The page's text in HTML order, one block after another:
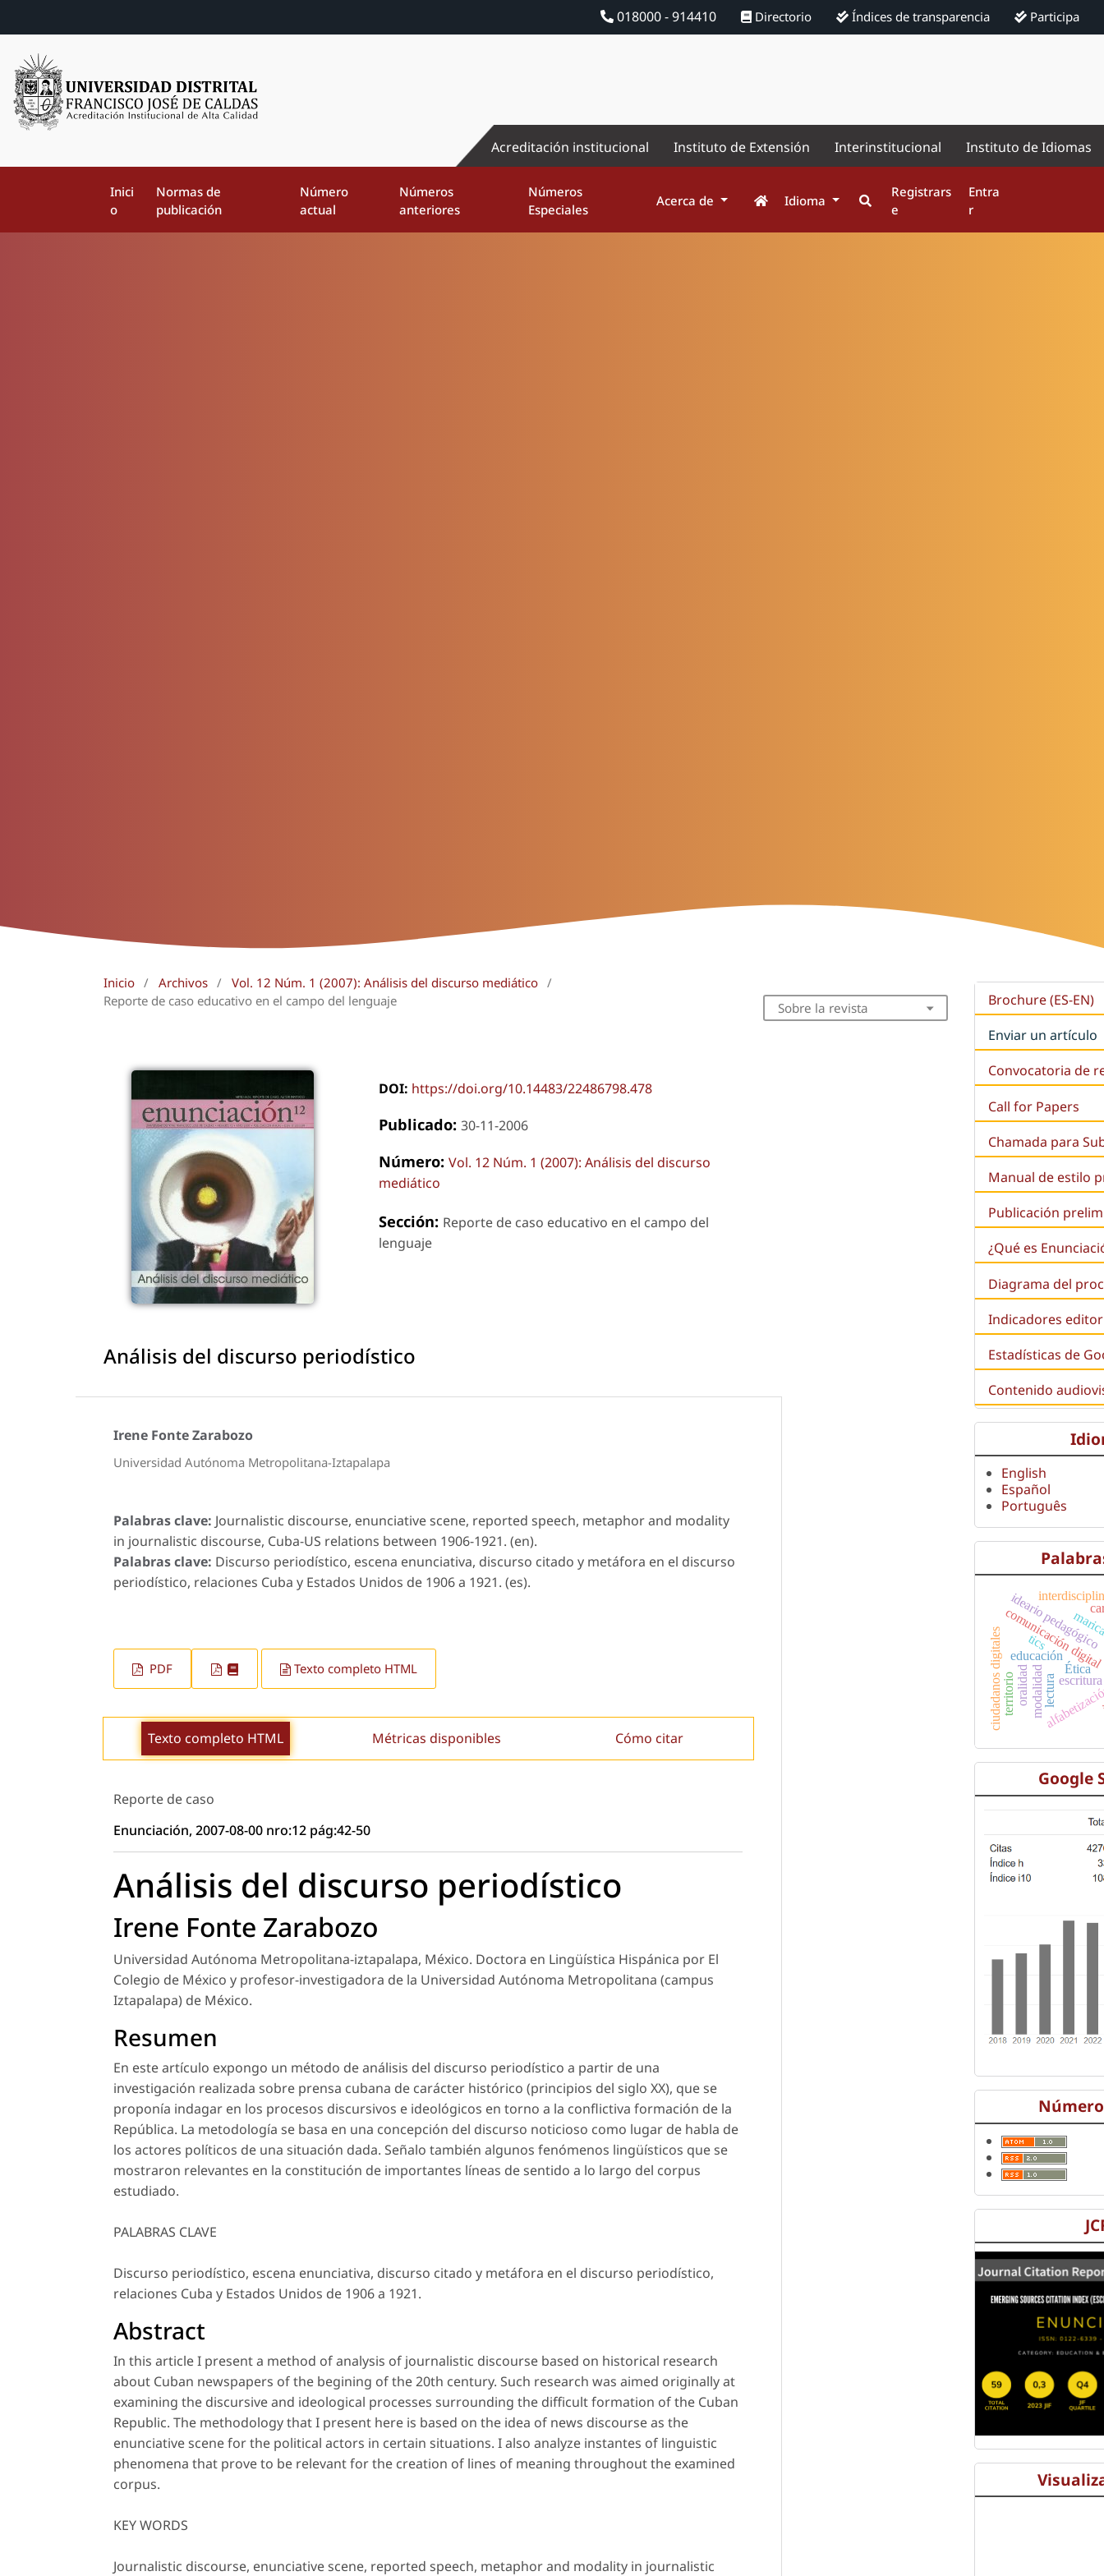
018000 - 914410 Directorio Índices de transparencia Participa
Acreditación institucional Instituto de Extensión Interinstitucional Instituto de Idiomas
Inici
o
Normas de
publicación
Número
actual
Números
anteriores
Números
Especiales
Acerca de Idioma
Registrars
e
Entra
r
Inicio / Archivos / Vol. 12 Núm. 1 (2007): Análisis del discurso mediático /
Reporte de caso educativo en el campo del lenguaje
DOI: https://doi.org/10.14483/22486798.478
Publicado: 30-11-2006
Número: Vol. 12 Núm. 1 (2007): Análisis del discurso
mediático
Sección: Reporte de caso educativo en el campo del
lenguaje
Análisis del discurso periodístico
Irene Fonte Zarabozo
Universidad Autónoma Metropolitana-Iztapalapa
Palabras clave: Journalistic discourse, enunciative scene, reported speech, metaphor and modality
in journalistic discourse, Cuba-US relations between 1906-1921. (en).
Palabras clave: Discurso periodístico, escena enunciativa, discurso citado y metáfora en el discurso
periodístico, relaciones Cuba y Estados Unidos de 1906 a 1921. (es).
PDF Texto completo HTML
Texto completo HTML Métricas disponibles Cómo citar
Reporte de caso
Enunciación, 2007-08-00 nro:12 pág:42-50
Análisis del discurso periodístico
Irene Fonte Zarabozo
Universidad Autónoma Metropolitana-iztapalapa, México. Doctora en Lingüística Hispánica por El
Colegio de México y profesor-investigadora de la Universidad Autónoma Metropolitana (campus
Iztapalapa) de México.
Resumen
En este artículo expongo un método de análisis del discurso periodístico a partir de una
investigación realizada sobre prensa cubana de carácter histórico (principios del siglo XX), que se
proponía indagar en los procesos discursivos e ideológicos en torno a la conflictiva formación de la
República. La metodología se basa en una concepción del discurso noticioso como lugar de habla de
los actores políticos de una situación dada. Señalo también algunos fenómenos lingüísticos que se
mostraron relevantes en la constitución de importantes líneas de sentido a lo largo del corpus
estudiado.
PALABRAS CLAVE
Discurso periodístico, escena enunciativa, discurso citado y metáfora en el discurso periodístico,
relaciones Cuba y Estados Unidos de 1906 a 1921.
Abstract
In this article I present a method of analysis of journalistic discourse based on historical research
about Cuban newspapers of the begining of the 20th century. Such research was aimed originally at
examining the discursive and ideological processes surrounding the difficult formation of the Cuban
Republic. The methodology that I present here is based on the idea of news discourse as the
enunciative scene for the political actors in certain situations. I also analyze instantes of linguistic
phenomena that prove to be relevant for the creation of lines of meaning throughout the examined
corpus.
KEY WORDS
Journalistic discourse, enunciative scene, reported speech, metaphor and modality in journalistic
Sobre la revista
Brochure (ES-EN)
Enviar un artículo
Convocatoria de
Call for Papers
Chamada para
Manual de estilo
Publicación
¿Qué es
Diagrama del
Indicadores
Estadísticas de
Contenido
English
Español
Português
comunicación digital
educación
tics
ciudadanos digitales
ideario pedagógico
modalidadlectura escritura
oralidad
territorio
Ética
Google